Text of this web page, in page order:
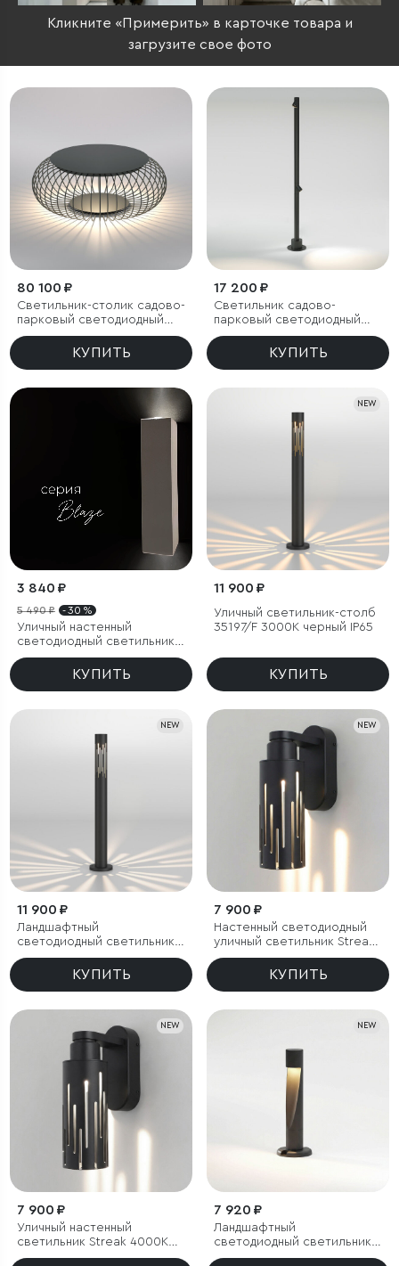
Кликните «Примерить» в карточке товара и
загрузите свое фото
80 100 ₽
Светильник-столик садово-
парковый светодиодный
Firenze черный
КУПИТЬ
17 200 ₽
Светильник садово-
парковый светодиодный
поворотный Rone черный
КУПИТЬ
3 840 ₽
5 490 ₽ - 30 %
Уличный настенный
светодиодный светильник
Blaze LED IP65
КУПИТЬ
NEW
11 900 ₽
Уличный светильник-столб
35197/F 3000К черный IP65
КУПИТЬ
NEW
11 900 ₽
Ландшафтный
светодиодный светильник
35197/F 4000К черный IP65
КУПИТЬ
NEW
7 900 ₽
Настенный светодиодный
уличный светильник Streak
3000K IP65
КУПИТЬ
NEW
7 900 ₽
Уличный настенный
светильник Streak 4000K
IP65
NEW
7 920 ₽
Ландшафтный
светодиодный светильник
Recess 3000K черный IP65